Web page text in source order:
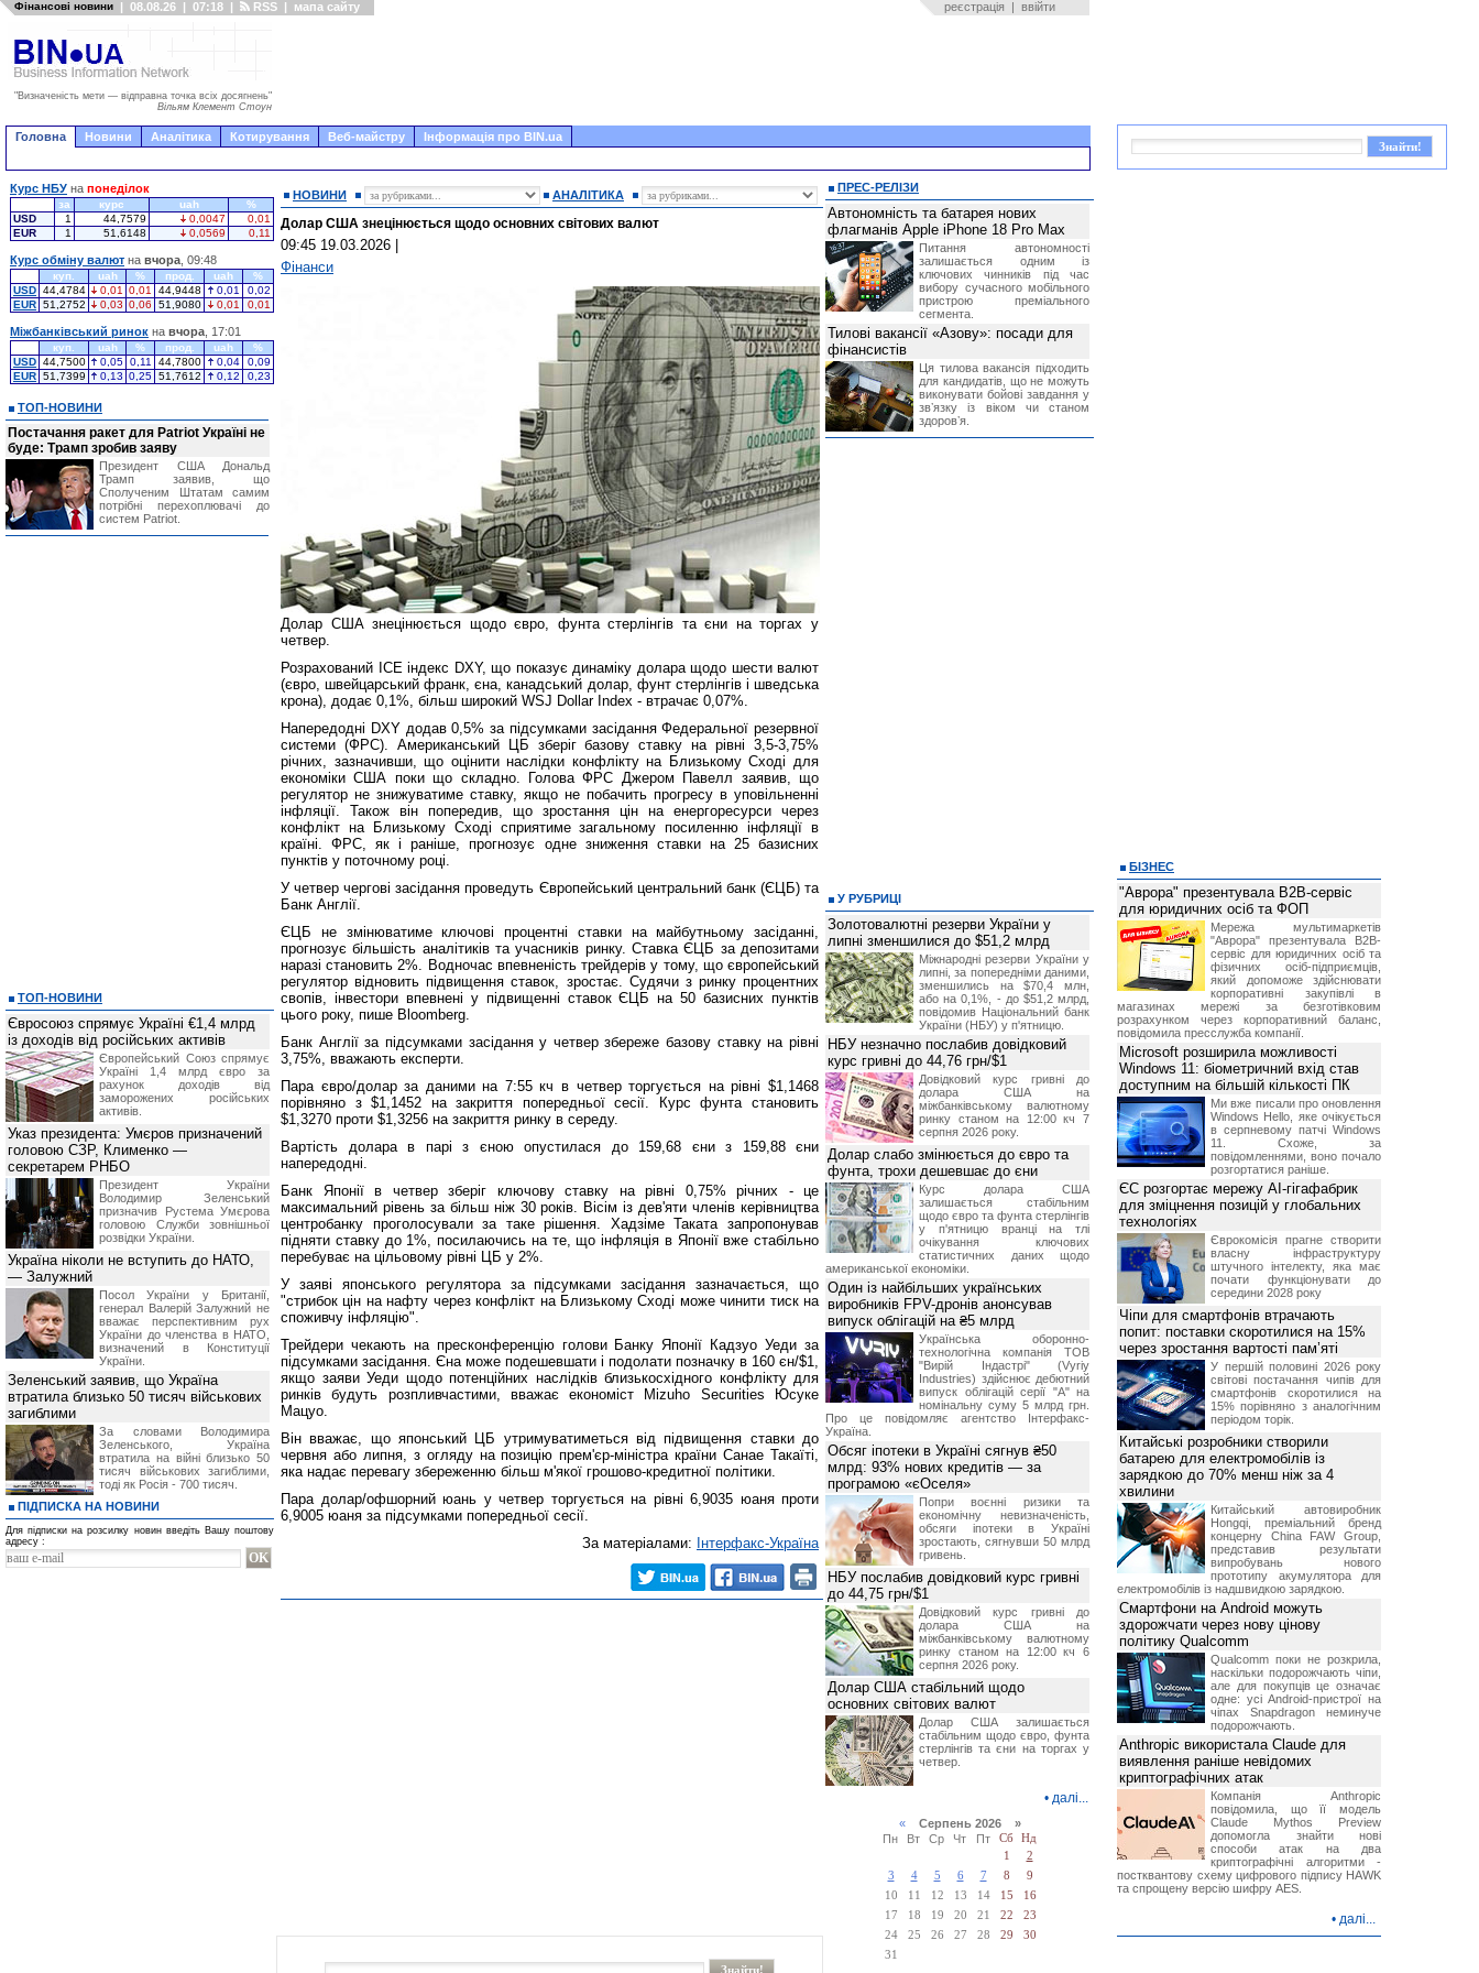
Фінансові новини | 08.08.26 | 07:18 | RSS | мапа сайту реєстрація | ввійти
"Визначеність мети — відправна точка всіх досягнень"
Вільям Клемент Стоун
Головна Новини Аналітика Котирування Веб-майстру Інформація про BIN.ua
НОВИНИ АНАЛІТИКА
Долар США знецінюється щодо основних світових валют
09:45 19.03.2026
Фінанси
Долар США знецінюється щодо євро, фунта стерлінгів та єни на торгах у
четвер.
Розрахований ICE індекс DXY, що показує динаміку долара щодо шести валют
(євро, швейцарський франк, єна, канадський долар, фунт стерлінгів і шведська
крона), додає 0,1%, більш широкий WSJ Dollar Index - втрачає 0,07%.
Напередодні DXY додав 0,5% за підсумками засідання Федеральної резервної
системи (ФРС). Американський ЦБ зберіг базову ставку на рівні 3,5-3,75%
річних, зазначивши, що оцінити наслідки конфлікту на Близькому Сході для
економіки США поки що складно. Голова ФРС Джером Павелл заявив, що
регулятор не знижуватиме ставку, якщо не побачить прогресу в уповільненні
інфляції. Також він попередив, що зростання цін на енергоресурси через
конфлікт на Близькому Сході сприятиме загальному посиленню інфляції в
країні. ФРС, як і раніше, прогнозує одне зниження ставки на 25 базисних
пунктів у поточному році.
У четвер чергові засідання проведуть Європейський центральний банк (ЄЦБ) та
Банк Англії.
ЄЦБ не змінюватиме ключові процентні ставки на майбутньому засіданні,
прогнозує більшість аналітиків та учасників ринку. Ставка ЄЦБ за депозитами
наразі становить 2%. Водночас впевненість трейдерів у тому, що європейський
регулятор відновить підвищення ставок, зростає. Судячи з ринку процентних
свопів, інвестори впевнені у підвищенні ставок ЄЦБ на 50 базисних пунктів
цього року, пише Bloomberg.
Банк Англії за підсумками засідання у четвер збереже базову ставку на рівні
3,75%, вважають експерти.
Пара євро/долар за даними на 7:55 кч в четвер торгується на рівні $1,1468
порівняно з $1,1452 на закриття попередньої сесії. Курс фунта становить
$1,3270 проти $1,3256 на закриття ринку в середу.
Вартість долара в парі з єною опустилася до 159,68 єни з 159,88 єни
напередодні.
Банк Японії в четвер зберіг ключову ставку на рівні 0,75% річних - це
максимальний рівень за більш ніж 30 років. Вісім із дев'яти членів керівництва
центробанку проголосували за таке рішення. Хадзіме Таката запропонував
підняти ставку до 1%, посилаючись на те, що інфляція в Японії вже стабільно
перебуває на цільовому рівні ЦБ у 2%.
У заяві японського регулятора за підсумками засідання зазначається, що
"стрибок цін на нафту через конфлікт на Близькому Сході може чинити тиск на
споживчу інфляцію".
Трейдери чекають на пресконференцію голови Банку Японії Кадзуо Уеди за
підсумками засідання. Єна може подешевшати і подолати позначку в 160 єн/$1,
якщо заяви Уеди щодо потенційних наслідків близькосхідного конфлікту для
ринків будуть розпливчастими, вважає економіст Mizuho Securities Юсуке
Мацуо.
Він вважає, що японський ЦБ утримуватиметься від підвищення ставки до
червня або липня, з огляду на позицію прем'єр-міністра країни Санае Такаїті,
яка надає перевагу збереженню більш м'якої грошово-кредитної політики.
Пара долар/офшорний юань у четвер торгується на рівні 6,9035 юаня проти
6,9005 юаня за підсумками попередньої сесії.
За матеріалами: Інтерфакс-Україна
Курс НБУ на понеділок
за курс uah
%
USD
1 44,7579 0,0047
0,01
EUR
1 51,6148 0,0569 0,11
Курс обміну валют на вчора , 09:48
куп. uah % прод. uah
%
USD 44,4784 0,01 0,01 44,9448 0,01
0,02
EUR 51,2752 0,03 0,06 51,9080 0,01 0,01
Міжбанківський ринок на вчора , 17:01
куп. uah % прод. uah
%
USD 44,7500 0,05 0,11 44,7800 0,04
0,09
EUR 51,7399 0,13 0,25 51,7612 0,12 0,23
ТОП-НОВИНИ
Постачання ракет для Patriot Україні не
буде: Трамп зробив заяву
Президент США Дональд
Трамп заявив, що
Сполученим Штатам самим
потрібні перехоплювачі до
систем Patriot.
ТОП-НОВИНИ
Євросоюз спрямує Україні €1,4 млрд
із доходів від російських активів
Європейський Союз спрямує
Україні 1,4 млрд євро за
рахунок доходів від
заморожених російських
активів.
Указ президента: Умєров призначений
головою СЗР, Клименко —
секретарем РНБО
Президент України
Володимир Зеленський
призначив Pустема Умєрова
головою Служби зовнішньої
розвідки України.
Україна ніколи не вступить до НАТО,
— Залужний
Посол України у Британії,
генерал Валерій Залужний не
вважає перспективним рух
України до членства в НАТО,
визначений в Конституції
України.
Зеленський заявив, що Україна
втратила близько 50 тисяч військових
загиблими
За словами Володимира
Зеленського, Україна
втратила на війні близько 50
тисяч військових загиблими,
тоді як Росія - 700 тисяч.
ПІДПИСКА НА НОВИНИ
Для підписки на розсилку новин введіть Вашу поштову
адресу :
ПРЕС-РЕЛІЗИ
Автономність та батарея нових
флагманів Apple iPhone 18 Pro Max
Питання автономності
залишається одним із
ключових чинників під час
вибору сучасного мобільного
пристрою преміального
сегмента.
Тилові вакансії «Азову»: посади для
фінансистів
Ця тилова вакансія підходить
для кандидатів, що не можуть
виконувати бойові завдання у
звʼязку із віком чи станом
здоровʼя.
У РУБРИЦІ
Золотовалютні резерви України у
липні зменшилися до $51,2 млрд
Міжнародні резерви України у
липні, за попередніми даними,
зменшились на $70,4 млн,
або на 0,1%, - до $51,2 млрд,
повідомив Національний банк
України (НБУ) у п'ятницю.
НБУ незначно послабив довідковий
курс гривні до 44,76 грн/$1
Довідковий курс гривні до
долара США на
міжбанківському валютному
ринку станом на 12:00 кч 7
серпня 2026 року.
Долар слабо змінюється до євро та
фунта, трохи дешевшає до єни
Курс долара США
залишається стабільним
щодо євро та фунта стерлінгів
у п'ятницю вранці на тлі
очікування ключових
статистичних даних щодо
американської економіки.
Один із найбільших українських
виробників FPV-дронів анонсував
випуск облігацій на ₴5 млрд
Українська оборонно-
технологічна компанія ТОВ
"Вирій Індастрі" (Vyriy
Industries) здійснює дебютний
випуск облігацій серії "А" на
номінальну суму 5 млрд грн.
Про це повідомляє агентство Інтерфакс-
Україна.
Обсяг іпотеки в Україні сягнув ₴50
млрд: 93% нових кредитів — за
програмою «єОселя»
Попри воєнні ризики та
економічну невизначеність,
обсяги іпотеки в Україні
зростають, сягнувши 50 млрд
гривень.
НБУ послабив довідковий курс гривні
до 44,75 грн/$1
Довідковий курс гривні до
долара США на
міжбанківському валютному
ринку станом на 12:00 кч 6
серпня 2026 року.
Долар США стабільний щодо
основних світових валют
Долар США залишається
стабільним щодо євро, фунта
стерлінгів та єни на торгах у
четвер.
• далі...
«Серпень 2026 »
Пн
Вт Ср Чт Пт Сб
Нд
1
2
3
4 5 6 7 8
9
10
11 12 13 14 15
16
17
18 19 20 21 22
23
24
25 26 27 28 29
30
31
БІЗНЕС
"Аврора" презентувала B2B-сервіс
для юридичних осіб та ФОП
Мережа мультимаркетів
"Аврора" презентувала B2B-
сервіс для юридичних осіб та
фізичних осіб-підприємців,
який допоможе здійснювати
корпоративні закупівлі в
магазинах мережі за безготівковим
розрахунком через корпоративний баланс,
повідомила пресслужба компанії.
Microsoft розширила можливості
Windows 11: біометричний вхід став
доступним на більшій кількості ПК
Ми вже писали про оновлення
Windows Hello, яке очікується
в серпневому патчі Windows
11. Схоже, за
повідомленнями, воно почало
розгортатися раніше.
ЄС розгортає мережу AI-гігафабрик
для зміцнення позицій у глобальних
технологіях
Єврокомісія прагне створити
власну інфраструктуру
штучного інтелекту, яка має
почати функціонувати до
середини 2028 року
Чіпи для смартфонів втрачають
попит: поставки скоротилися на 15%
через зростання вартості пам’яті
У першій половині 2026 року
світові постачання чипів для
смартфонів скоротилися на
15% порівняно з аналогічним
періодом торік.
Китайські розробники створили
батарею для електромобілів із
зарядкою до 70% менш ніж за 4
хвилини
Китайський автовиробник
Hongqi, преміальний бренд
концерну China FAW Group,
представив результати
випробувань нового
прототипу акумулятора для
електромобілів із надшвидкою зарядкою.
Смартфони на Android можуть
здорожчати через нову цінову
політику Qualcomm
Qualcomm поки не розкрила,
наскільки подорожчають чіпи,
але для покупців це означає
одне: усі Android-пристрої на
чіпах Snapdragon неминуче
подорожчають.
Anthropic використала Claude для
виявлення раніше невідомих
криптографічних атак
Компанія Anthropic
повідомила, що її модель
Claude Mythos Preview
допомогла знайти нові
способи атак на два
криптографічні алгоритми -
постквантову схему цифрового підпису HAWK
та спрощену версію шифру AES.
• далі...